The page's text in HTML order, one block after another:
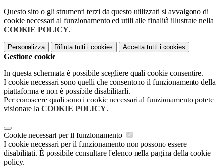
Questo sito o gli strumenti terzi da questo utilizzati si avvalgono di
cookie necessari al funzionamento ed utili alle finalità illustrate nella
COOKIE POLICY.
Personalizza Rifiuta tutti i cookies Accetta tutti i cookies
Gestione cookie
In questa schermata è possibile scegliere quali cookie consentire.
I cookie necessari sono quelli che consentono il funzionamento della
piattaforma e non è possibile disabilitarli.
Per conoscere quali sono i cookie necessari al funzionamento potete
visionare la COOKIE POLICY.
Cookie necessari per il funzionamento
I cookie necessari per il funzionamento non possono essere
disabilitati. È possibile consultare l'elenco nella pagina della cookie
policy.